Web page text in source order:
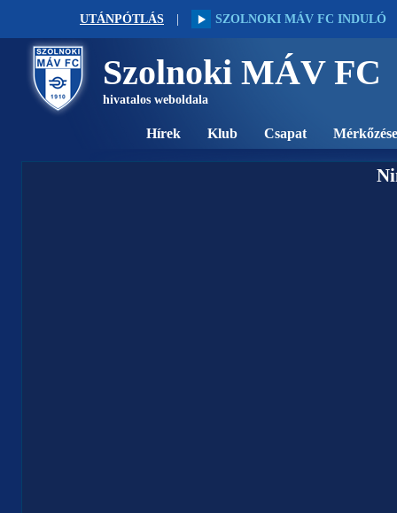
UTÁNPÓTLÁS SZOLNOKI MÁV FC INDULÓ
Szolnoki MÁV FC
hivatalos weboldala
Hírek Klub Csapat